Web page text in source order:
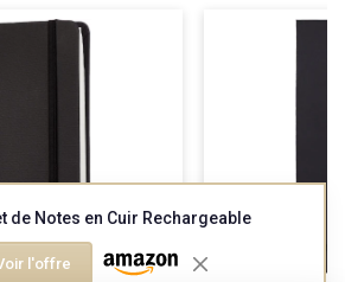
de Notes en Cuir Rechargeable
l'offre